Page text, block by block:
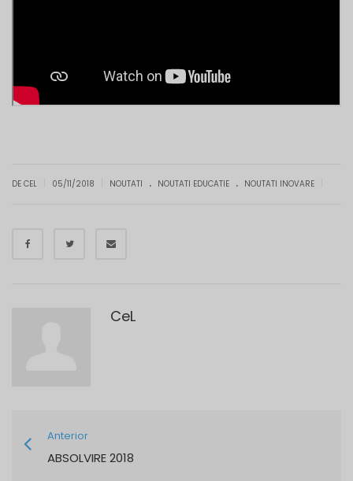
DE CEL 05/11/2018 NOUTATI . NOUTATI EDUCATIE . NOUTATI INOVARE
CeL
Anterior
ABSOLVIRE 2018